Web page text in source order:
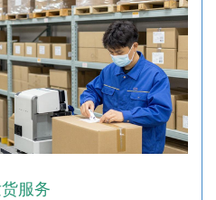
服务